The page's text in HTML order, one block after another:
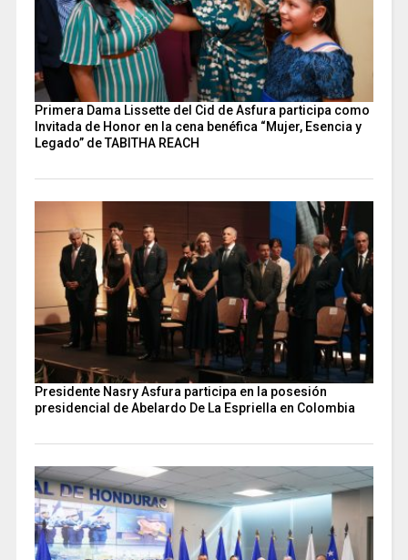
Primera Dama Lissette del Cid de Asfura participa como
Invitada de Honor en la cena benéfica “Mujer, Esencia y
Legado” de TABITHA REACH
Presidente Nasry Asfura participa en la posesión
presidencial de Abelardo De La Espriella en Colombia